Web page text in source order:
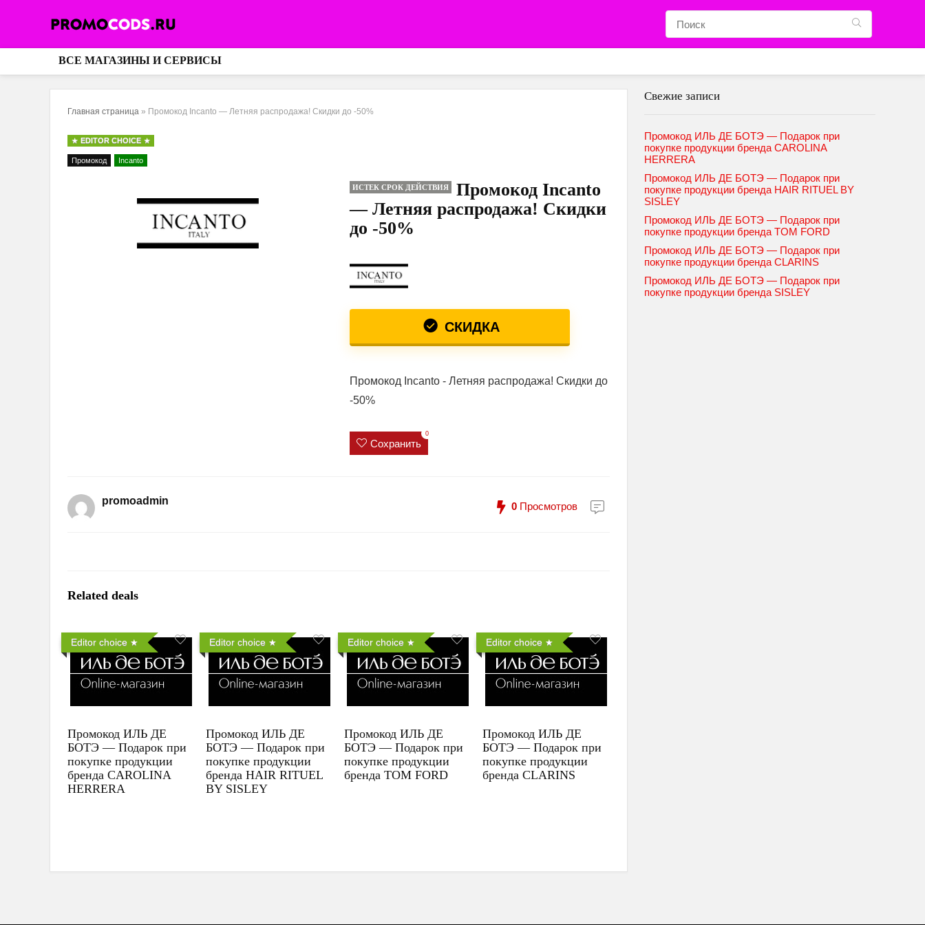
ВСЕ МАГАЗИНЫ И СЕРВИСЫ
Главная страница » Промокод Incanto — Летняя распродажа! Скидки до -50%
EDITOR CHOICE
Промокод Incanto
ИСТЕК СРОК ДЕЙСТВИЯ
Промокод Incanto
— Летняя распродажа! Скидки
до -50%
СКИДКА
Промокод Incanto - Летняя распродажа! Скидки до
-50%
Сохранить
0
promoadmin 0 Просмотров
Related deals
Editor choice
Промокод ИЛЬ ДЕ
БОТЭ — Подарок при
покупке продукции
бренда CAROLINA
HERRERA
Editor choice
Промокод ИЛЬ ДЕ
БОТЭ — Подарок при
покупке продукции
бренда HAIR RITUEL
BY SISLEY
Editor choice
Промокод ИЛЬ ДЕ
БОТЭ — Подарок при
покупке продукции
бренда TOM FORD
Editor choice
Промокод ИЛЬ ДЕ
БОТЭ — Подарок при
покупке продукции
бренда CLARINS
Свежие записи
Промокод ИЛЬ ДЕ БОТЭ — Подарок при
покупке продукции бренда CAROLINA
HERRERA
Промокод ИЛЬ ДЕ БОТЭ — Подарок при
покупке продукции бренда HAIR RITUEL BY
SISLEY
Промокод ИЛЬ ДЕ БОТЭ — Подарок при
покупке продукции бренда TOM FORD
Промокод ИЛЬ ДЕ БОТЭ — Подарок при
покупке продукции бренда CLARINS
Промокод ИЛЬ ДЕ БОТЭ — Подарок при
покупке продукции бренда SISLEY